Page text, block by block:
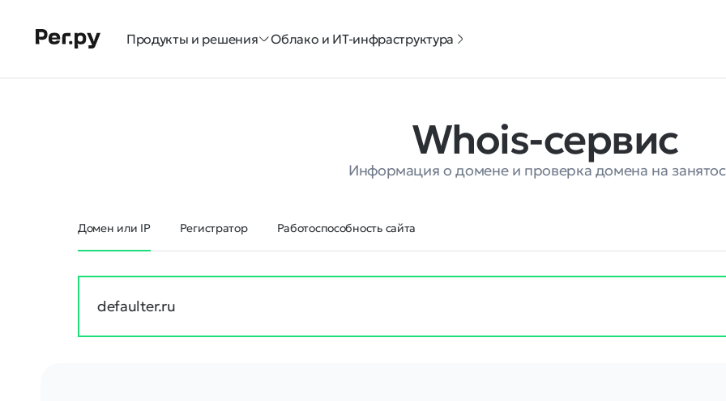
Продукты и решения Облако и ИТ-инфраструктура
Whois-сервис
Информация о домене и проверка домена на
Домен или IP Регистратор Работоспособность сайта